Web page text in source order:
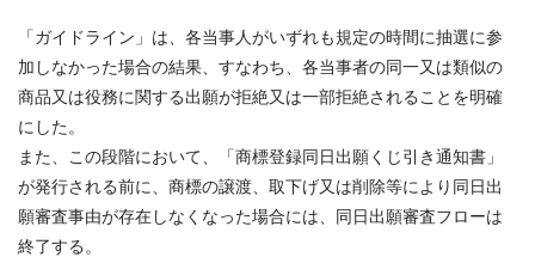
「ガイドライン」は、各当事人がいずれも規定の時間に抽選に参
加しなかった場合の結果、すなわち、各当事者の同一又は類似の
商品又は役務に関する出願が拒絶又は一部拒絶されることを明確
にした。
また、この段階において、「商標登録同日出願くじ引き通知書」
が発行される前に、商標の譲渡、取下げ又は削除等により同日出
願審査事由が存在しなくなった場合には、同日出願審査フローは
終了する。